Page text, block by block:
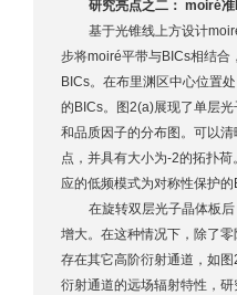
研究亮点之二： moiré
基于光锥线上方设计
步将moiré平带与BICs相结合
BICs。在布里渊区中心位置
的BICs。图2(a)展现了单层
和品质因子的分布图。可以
点，并具有大小为-2的拓扑
应的低频模式为对称性保护的
在旋转双层光子晶体板
增大。在这种情况下，除了
存在其它高阶衍射通道，如
衍射通道的远场辐射特性，